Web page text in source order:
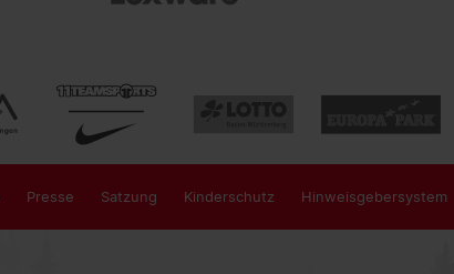
Presse Satzung Kinderschutz Hinweisgebersystem